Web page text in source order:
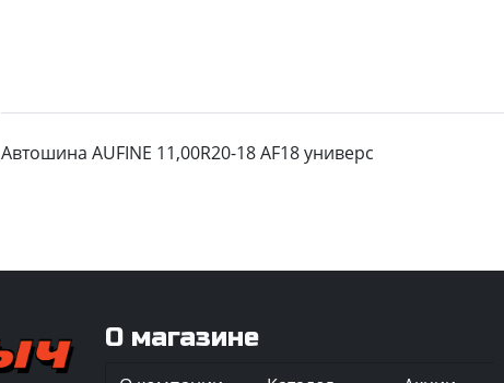
Автошина AUFINE 11,00R20-18 AF18 универс
О магазине